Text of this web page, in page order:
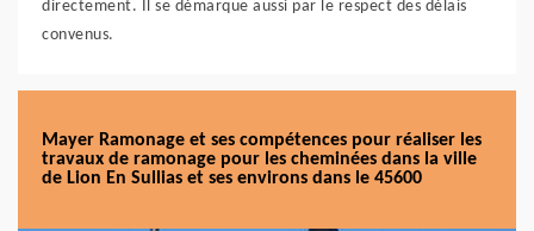
directement. Il se démarque aussi par le respect des délais
convenus.
Mayer Ramonage et ses compétences pour réaliser les
travaux de ramonage pour les cheminées dans la ville
de Lion En Sullias et ses environs dans le 45600